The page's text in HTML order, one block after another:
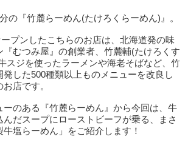
の『竹麓らーめん(たけろくらーめん)』。
プンしたこちらのお店は、北海道発の味
むつみ屋』の創業者、竹麓輔(たけろくす
スジを使ったラーメンや海老そばなど、竹
発した500種類以上ものメニューを改良し
店です。
ーのある『竹麓らーめん』から今回は、牛
んだスープにローストビーフが乗る、まさ
塩らーめん」をご紹介します！